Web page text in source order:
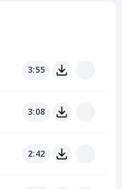
3:55
3:08
2:42